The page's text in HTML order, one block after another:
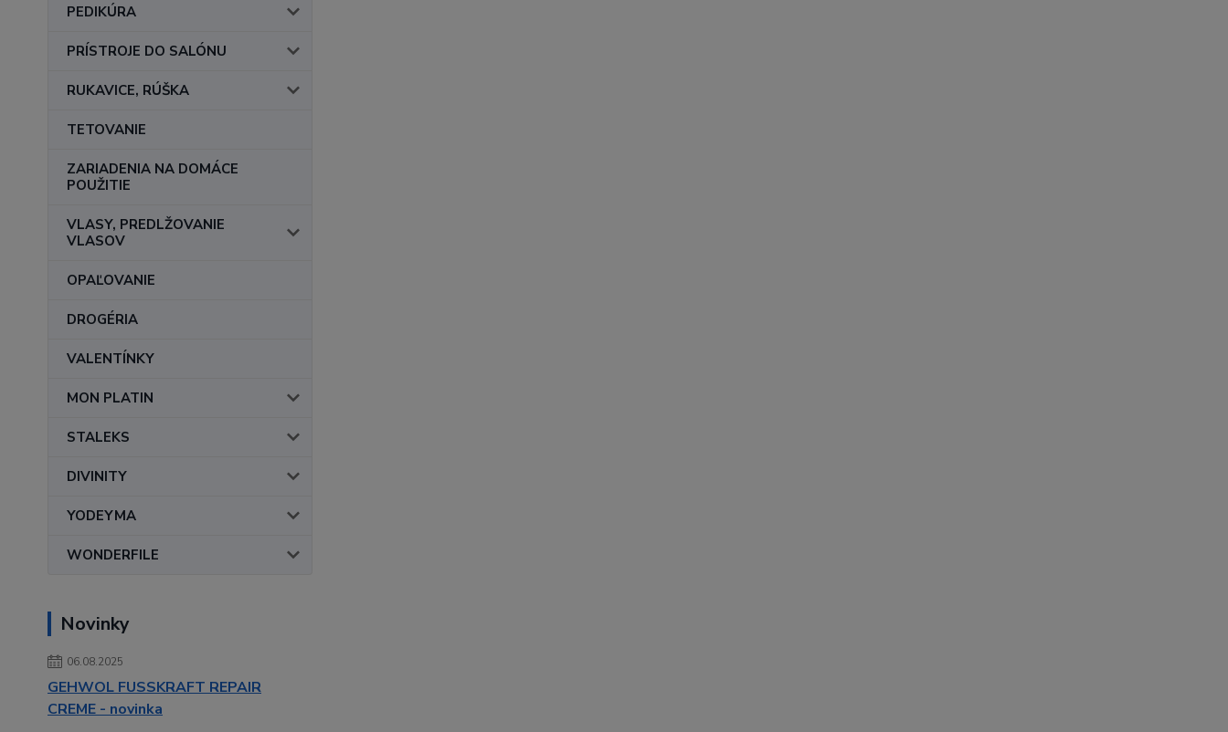
PEDIKÚRA
PRÍSTROJE DO SALÓNU
RUKAVICE, RÚŠKA
TETOVANIE
ZARIADENIA NA DOMÁCE
POUŽITIE
VLASY, PREDLŽOVANIE
VLASOV
OPAĽOVANIE
DROGÉRIA
VALENTÍNKY
MON PLATIN
STALEKS
DIVINITY
YODEYMA
WONDERFILE
Novinky
06.08.2025
GEHWOL FUSSKRAFT REPAIR
CREME - novinka